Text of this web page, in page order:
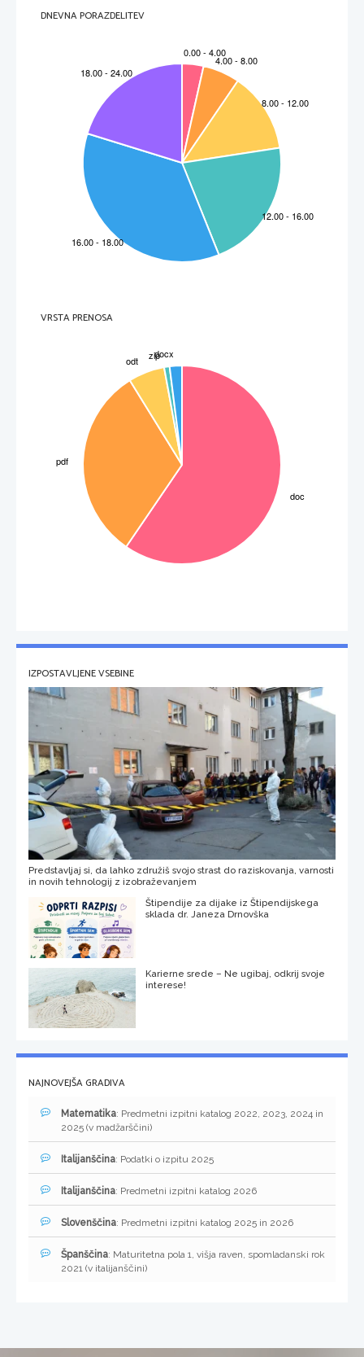
DNEVNA PORAZDELITEV
VRSTA PRENOSA
IZPOSTAVLJENE VSEBINE
Predstavljaj si, da lahko združiš svojo strast do raziskovanja, varnosti
in novih tehnologij z izobraževanjem
Štipendije za dijake iz Štipendijskega
sklada dr. Janeza Drnovška
Karierne srede – Ne ugibaj, odkrij svoje
interese!
NAJNOVEJŠA GRADIVA
Matematika: Predmetni izpitni katalog 2022, 2023, 2024 in
2025 (v madžarščini)
Italijanščina: Podatki o izpitu 2025
Italijanščina: Predmetni izpitni katalog 2026
Slovenščina: Predmetni izpitni katalog 2025 in 2026
Španščina: Maturitetna pola 1, višja raven, spomladanski rok
2021 (v italijanščini)